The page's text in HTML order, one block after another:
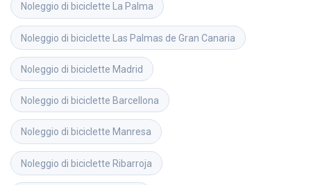
Noleggio di biciclette La Palma
Noleggio di biciclette Las Palmas de Gran Canaria
Noleggio di biciclette Madrid
Noleggio di biciclette Barcellona
Noleggio di biciclette Manresa
Noleggio di biciclette Ribarroja